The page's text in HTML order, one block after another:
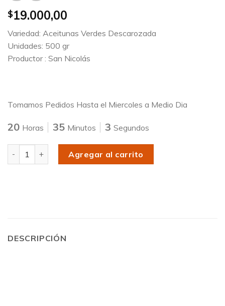
$19.000,00
Variedad: Aceitunas Verdes Descarozada
Unidades: 500 gr
Productor : San Nicolás
Tomamos Pedidos Hasta el Miercoles a Medio Dia
20 Horas 35 Minutos 3 Segundos
Agregar al carrito
DESCRIPCIÓN